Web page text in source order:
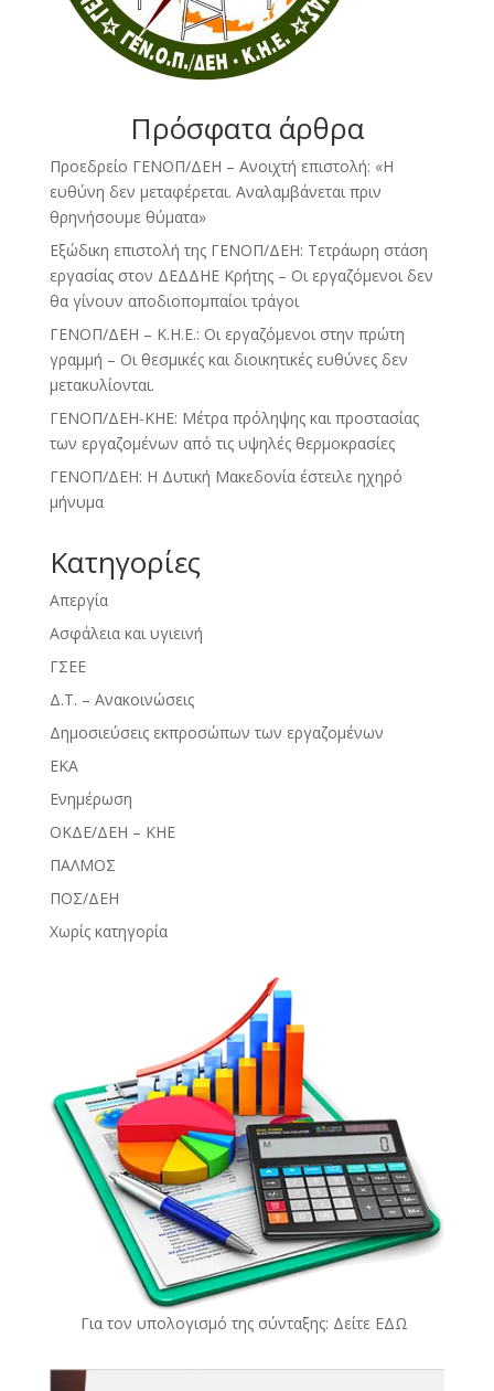
Πρόσφατα άρθρα
Προεδρείο ΓΕΝΟΠ/ΔΕΗ – Ανοιχτή επιστολή: «Η
ευθύνη δεν μεταφέρεται. Αναλαμβάνεται πριν
θρηνήσουμε θύματα»
Εξώδικη επιστολή της ΓΕΝΟΠ/ΔΕΗ: Τετράωρη στάση
εργασίας στον ΔΕΔΔΗΕ Κρήτης – Οι εργαζόμενοι δεν
θα γίνουν αποδιοπομπαίοι τράγοι
ΓΕΝΟΠ/ΔΕΗ – Κ.Η.Ε.: Οι εργαζόμενοι στην πρώτη
γραμμή – Οι θεσμικές και διοικητικές ευθύνες δεν
μετακυλίονται.
ΓΕΝΟΠ/ΔΕΗ-ΚΗΕ: Μέτρα πρόληψης και προστασίας
των εργαζομένων από τις υψηλές θερμοκρασίες
ΓΕΝΟΠ/ΔΕΗ: Η Δυτική Μακεδονία έστειλε ηχηρό
μήνυμα
Kατηγορίες
Απεργία
Ασφάλεια και υγιεινή
ΓΣΕΕ
Δ.Τ. – Ανακοινώσεις
Δημοσιεύσεις εκπροσώπων των εργαζομένων
ΕΚΑ
Ενημέρωση
ΟΚΔΕ/ΔΕΗ – ΚΗΕ
ΠΑΛΜΟΣ
ΠΟΣ/ΔΕΗ
Χωρίς κατηγορία
Για τον υπολογισμό της σύνταξης: Δείτε ΕΔΩ